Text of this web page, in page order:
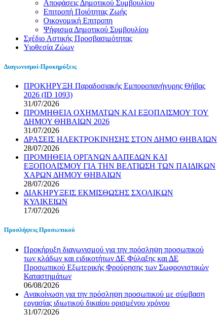
Αποφάσεις Δημοτικού Συμβουλίου
Επιτροπή Ποιότητας Ζωής
Οικονομική Επιτροπη
Ψήφισμα Δημοτικού Συμβουλίου
Σχέδιο Αστικής Προσβασιμότητας
Υιοθεσία Ζώων
Διαγωνισμοί-Προκηρύξεις
ΠΡΟΚΗΡΥΞΗ Παραδοσιακής Εμποροπανήγυρης Θήβας
2026 (ID 1093)
31/07/2026
ΠΡΟΜΗΘΕΙΑ ΟΧΗΜΑΤΩΝ ΚΑΙ ΕΞΟΠΛΙΣΜΟΥ ΤΟΥ
ΔΗΜΟΥ ΘΗΒΑΙΩΝ 2026
31/07/2026
ΔΡΑΣΕΙΣ ΗΛΕΚΤΡΟΚΙΝΗΣΗΣ ΣΤΟΝ ΔΗΜΟ ΘΗΒΑΙΩΝ
28/07/2026
ΠΡΟΜΗΘΕΙΑ ΟΡΓΑΝΩΝ ΔΑΠΕΔΩΝ ΚΑΙ
ΕΞΟΠΟΛΙΣΜΟΥ ΓΙΑ ΤΗΝ ΒΕΛΤΙΩΣΗ ΤΩΝ ΠΑΙΔΙΚΩΝ
ΧΑΡΩΝ ΔΗΜΟΥ ΘΗΒΑΙΩΝ
28/07/2026
ΔΙΑΚΗΡΥΞΕΙΣ ΕΚΜΙΣΘΩΣΗΣ ΣΧΟΛΙΚΩΝ
ΚΥΛΙΚΕΙΩΝ
17/07/2026
Προσλήψεις Προσωπικού
Προκήρυξη διαγωνισμού για την πρόσληψη προσωπικού
των κλάδων και ειδικοτήτων ΔΕ Φύλαξης και ΔΕ
Προσωπικού Εξωτερικής Φρούρησης των Σωφρονιστικών
Καταστημάτων
06/08/2026
Ανακοίνωση για την πρόσληψη προσωπικού με σύμβαση
εργασίας ιδιωτικού δικαίου ορισμένου χρόνου
31/07/2026